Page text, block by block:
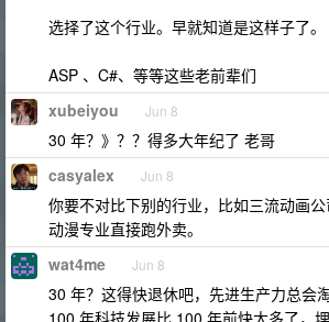
选择了这个行业。早就知道是这样子了。
ASP 、C#、等等这些老前辈们
xubeiyou Jun 8
30 年？》？？得多大年纪了 老哥
casyalex Jun 8
你要不对比下别的行业，比如三流动画
动漫专业直接跑外卖。
wat4me Jun 8
30 年？这得快退休吧，先进生产力总会
100 年科技发展比 100 年前快太多了，